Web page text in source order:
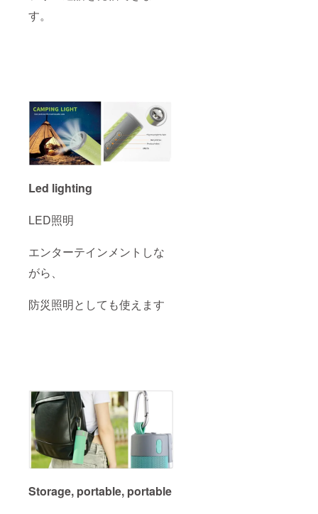
す。
Led lighting
LED照明
エンターテインメントしな
がら、
防災照明としても使えます
Storage, portable, portable